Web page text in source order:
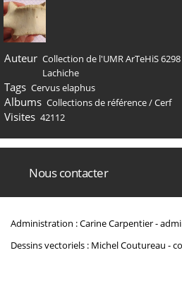
Auteur Collection de l'UMR ArTeHiS
Lachiche
Tags Cervus elaphus
Albums Collections de référence/Cerf
Visites 42112
Nous contacter
Administration : Carine Carpentier -
Dessins vectoriels : Michel Coutureau -